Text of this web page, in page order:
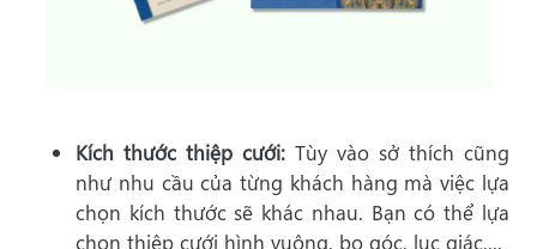
Kích thước thiệp cưới: Tùy vào sở thích cũng
như nhu cầu của từng khách hàng mà việc lựa
chọn kích thước sẽ khác nhau. Bạn có thể lựa
chọn thiệp cưới hình vuông, bo góc, lục giác,...